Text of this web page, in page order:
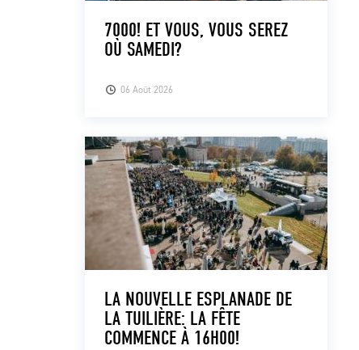
06 Août 2026
7000! ET VOUS, VOUS SEREZ
OÙ SAMEDI?
LA NOUVELLE ESPLANADE DE
LA TUILIÈRE: LA FÊTE
COMMENCE À 16H00!